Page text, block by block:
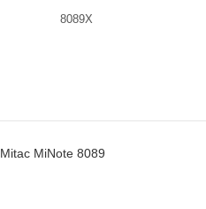
8089X
Mitac MiNote 8089